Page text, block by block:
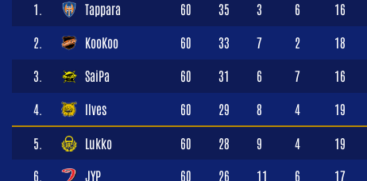
1. Tappara 60 35 3 6 16
2. KooKoo 60 33 7 2 18
3. SaiPa 60 31 6 7 16
4. Ilves 60 29 8 4 19
5. Lukko 60 28 9 4 19
6. JYP 60 26 11 6 17